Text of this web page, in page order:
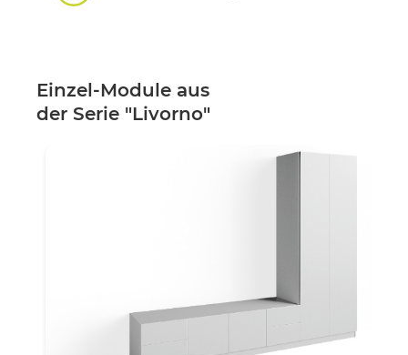
Einzel-Module aus
der Serie "Livorno"